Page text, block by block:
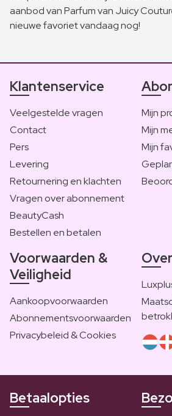
aanbod van Parfum van Juicy
nieuwe favoriet vandaag nog!
Klantenservice
Veelgestelde vragen
Contact
Pers
Levering
Retournering en klachten
Vragen over abonnement
BeautyCash
Bestellen en betalen
Mijn
Mijn
Mijn
Voorwaarden &
Veiligheid
Aankoopvoorwaarden
Abonnementsvoorwaarden
Privacybeleid & Cookies
Betaalopties